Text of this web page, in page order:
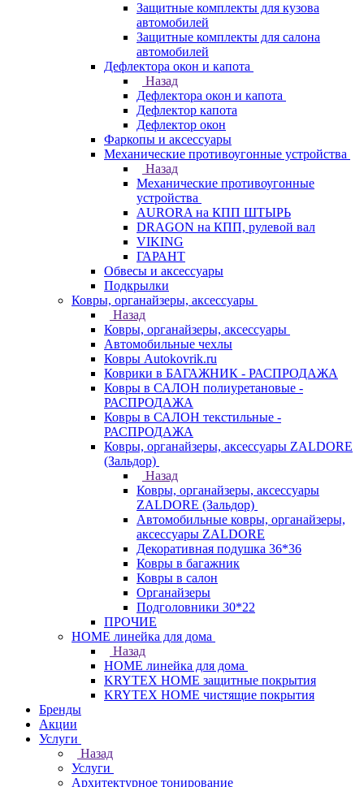
Защитные комплекты для кузова
автомобилей
Защитные комплекты для салона
автомобилей
Дефлектора окон и капота
Назад
Дефлектора окон и капота
Дефлектор капота
Дефлектор окон
Фаркопы и аксессуары
Механические противоугонные устройства
Назад
Механические противоугонные
устройства
AURORA на КПП ШТЫРЬ
DRAGON на КПП, рулевой вал
VIKING
ГАРАНТ
Обвесы и аксессуары
Подкрылки
Ковры, органайзеры, аксессуары
Назад
Ковры, органайзеры, аксессуары
Автомобильные чехлы
Ковры Autokovrik.ru
Коврики в БАГАЖНИК - РАСПРОДАЖА
Ковры в САЛОН полиуретановые -
РАСПРОДАЖА
Ковры в САЛОН текстильные -
РАСПРОДАЖА
Ковры, органайзеры, аксессуары ZALDORE
(Зальдор)
Назад
Ковры, органайзеры, аксессуары
ZALDORE (Зальдор)
Автомобильные ковры, органайзеры,
аксессуары ZALDORE
Декоративная подушка 36*36
Ковры в багажник
Ковры в салон
Органайзеры
Подголовники 30*22
ПРОЧИЕ
HOME линейка для дома
Назад
HOME линейка для дома
KRYTEX HOME защитные покрытия
KRYTEX HOME чистящие покрытия
Бренды
Акции
Услуги
Назад
Услуги
Архитектурное тонирование